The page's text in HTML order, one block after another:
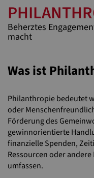
Beherztes
macht
Was ist
Philanthropie bedeutet
oder
Förderung des
gewinnorientierte
finanzielle Spenden,
Ressourcen oder
umfassen.